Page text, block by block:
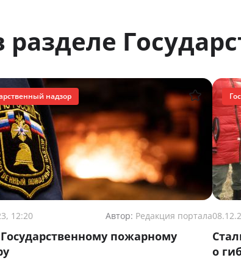
надзор
12:20 Автор: Редакция портала
пожарному
о